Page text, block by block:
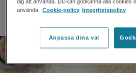
använda.
Cookie-policy Integritetspolicy
Anpassa dina val